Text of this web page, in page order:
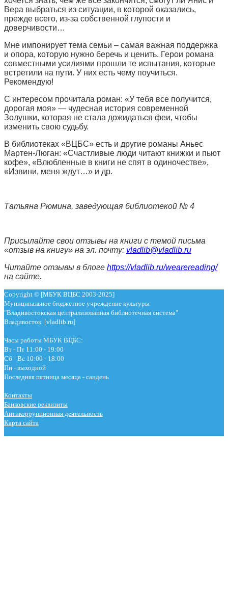
Вера выбраться из ситуации, в которой оказались,
прежде всего, из-за собственной глупости и
доверчивости…
Мне импонирует тема семьи – самая важная поддержка
и опора, которую нужно беречь и ценить. Герои романа
совместными усилиями прошли те испытания, которые
встретили на пути. У них есть чему поучиться.
Рекомендую!
С интересом прочитала роман: «У тебя все получится,
дорогая моя» — чудесная история современной
Золушки, которая не стала дожидаться феи, чтобы
изменить свою судьбу.
В библиотеках «ВЦБС» есть и другие романы Аньес
Мартен-Люган: «Счастливые люди читают книжки и пьют
кофе», «Влюбленные в книги не спят в одиночестве»,
«Извини, меня ждут…» и др.
Татьяна Рюмина, заведующая библиотекой № 4
Присылайте свои отзывы на книги с темой письма
«отзыв на книгу» на эл. почту: vladlib@vladlib.ru
Читайте отзывы в блоге https://vladlib.ru/wearereading/
на сайте.
Copyright © [МБУК ВЦБС 2003-2025]
Муниципальное бюджетное учреждение культуры
"Владивостокская централизованная библиотечная система"
Владивосток [vladlib.ru]
Часы работы МБУК ВЦБС:
Вт - Пт 11:00 - 19:00
Сб - Вс 10:00 - 18:00
Пн - выходной
Последняя пятница месяца - сандень
Контакты
Банковские реквизиты
Антикоррупционная деятельность
Карта сайта